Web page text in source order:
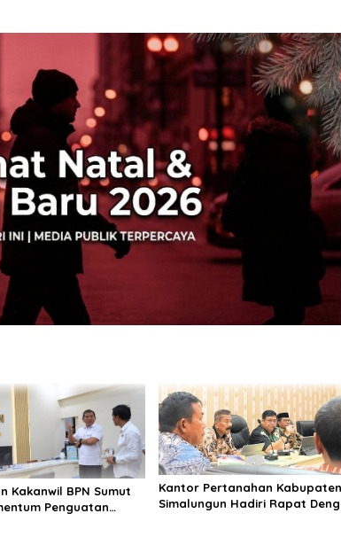
Kakanwil BPN Sumut
Penguatan
Kantor Pertanahan Kabupaten
Simalungun Hadiri Rapat